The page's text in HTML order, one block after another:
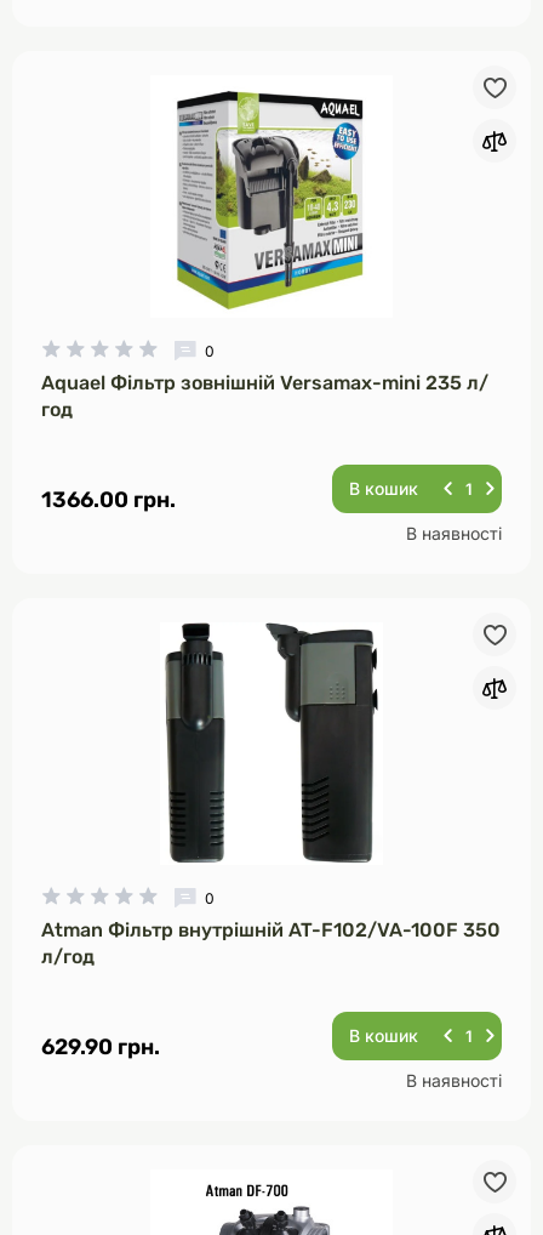
0
Aquael Фільтр зовнішній Versamax-mini 235 л/
год
1366.00 грн. В кошик
В наявності
0
Atman Фільтр внутрішній AT-F102/VA-100F 350
л/год
629.90 грн. В кошик
В наявності